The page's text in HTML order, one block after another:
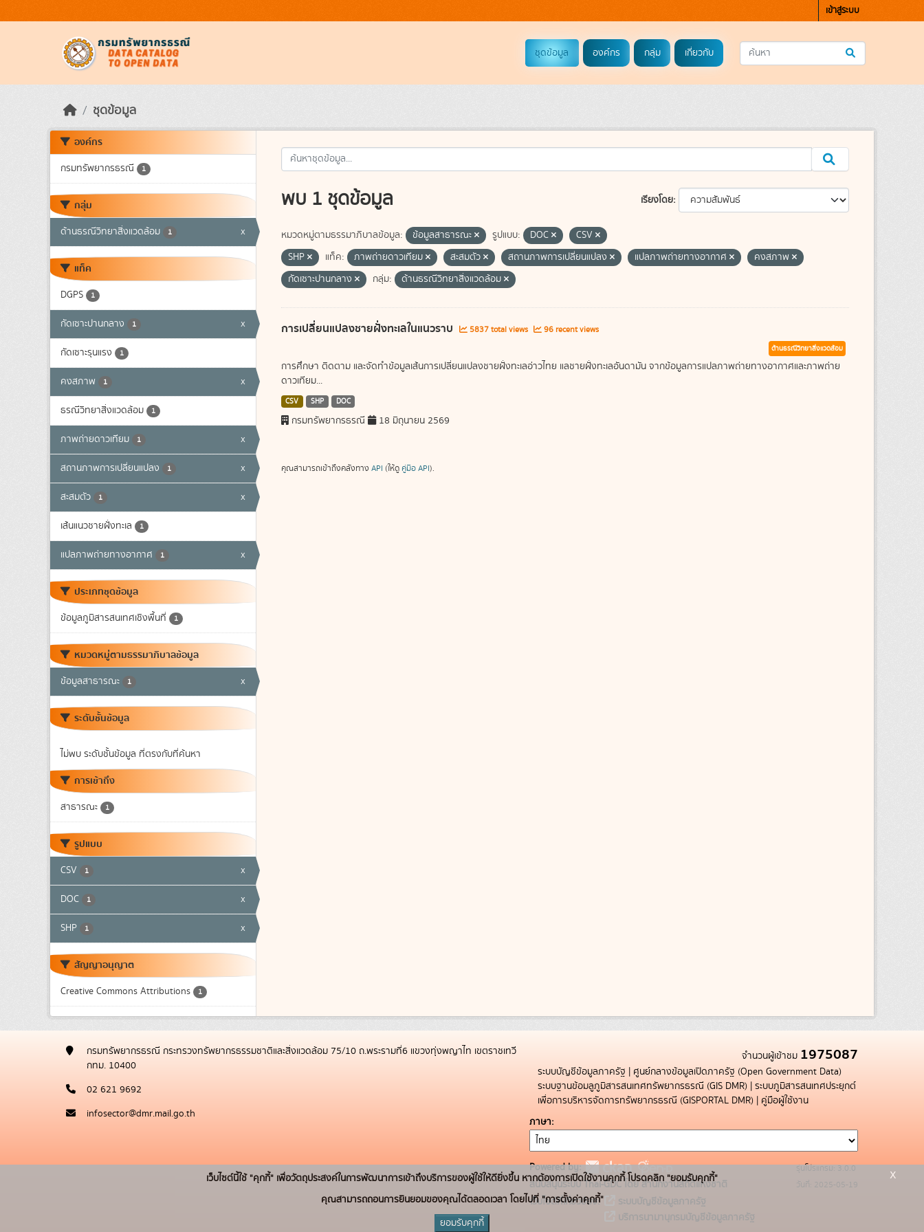
เข้าสู่ระบบ
ชุดข้อมูล องค์กร กลุ่ม เกี่ยวกับ
ชุดข้อมูล
องค์กร
กรมทรัพยากรธรณี 1
กลุ่ม
ด้านธรณีวิทยาสิ่งแวดล้อม 1 x
แท็ค
DGPS 1
กัดเซาะปานกลาง 1 x
กัดเซาะรุนแรง 1
คงสภาพ 1 x
ธรณีวิทยาสิ่งแวดล้อม 1
ภาพถ่ายดาวเทียม 1 x
สถานภาพการเปลี่ยนแปลง 1 x
สะสมตัว 1 x
เส้นแนวชายฝั่งทะเล 1
แปลภาพถ่ายทางอากาศ 1 x
ประเภทชุดข้อมูล
ข้อมูลภูมิสารสนเทศเชิงพื้นที่ 1
หมวดหมู่ตามธรรมาภิบาลข้อมูล
ข้อมูลสาธารณะ 1 x
ระดับชั้นข้อมูล
ไม่พบ ระดับชั้นข้อมูล ที่ตรงกับที่ค้นหา
การเข้าถึง
สาธารณะ 1
รูปแบบ
CSV 1 x
DOC 1 x
SHP 1 x
สัญญาอนุญาต
Creative Commons Attributions 1
เรียงโดย
พบ 1 ชุดข้อมูล
หมวดหมู่ตามธรรมาภิบาลข้อมูล: ข้อมูลสาธารณะ รูปแบบ: DOC
CSV
SHP
แท็ค: ภาพถ่ายดาวเทียม สะสมตัว สถานภาพการเปลี่ยนแปลง แปลภาพถ่ายทางอากาศ
คงสภาพ
กัดเซาะปานกลาง
กลุ่ม: ด้านธรณีวิทยาสิ่งแวดล้อม
การเปลี่ยนแปลงชายฝั่งทะเลในแนวราบ 5837 total views 96 recent views
ด้านธรณีวิทยาสิ่งแวดล้อม
การศึกษา ติดตาม และจัดทำข้อมูลเส้นการเปลี่ยนแปลงชายฝั่งทะเลอ่าวไทย แลชายฝั่งทะเลอันดามัน จากข้อมูลการแปลภาพถ่ายทางอากาศและภาพถ่าย
ดาวเทียม...
CSV SHP DOC
กรมทรัพยากรธรณี 18 มิถุนายน 2569
คุณสามารถเข้าถึงคลังทาง API (ให้ดู คู่มือ API).
กรมทรัพยากรธรณี กระทรวงทรัพยากรธรรมชาติและสิ่งแวดล้อม 75/10 ถ.พระรามที่6 แขวงทุ่งพญาไท เขตราชเทวี
กทม. 10400
02 621 9692
infosector@dmr.mail.go.th
จำนวนผู้เข้าชม 1975087
ระบบบัญชีข้อมูลภาครัฐ | ศูนย์กลางข้อมูลเปิดภาครัฐ (Open Government Data)
ระบบฐานข้อมลูภูมิสารสนเทศทรัพยากรธรณี (GIS DMR) | ระบบภูมิสารสนเทศประยุกต์
เพื่อการบริหารจัดการทรัพยากรธรณี (GISPORTAL DMR) | คู่มือผู้ใช้งาน
ภาษา
Powered by:
สนับสนุนระบบ Thai-GDC โดย สำนักงานสถิติแห่งชาติ
เว็บไซต์ที่เกี่ยวข้อง:
ระบบบัญชีข้อมูลภาครัฐ
บริการนามานุกรมบัญชีข้อมูลภาครัฐ
รุ่นโปรแกรม: 3.0.0
วันที่: 2025-05-19
เว็บไซต์นี้ใช้ "คุกกี้" เพื่อวัตถุประสงค์ในการพัฒนาการเข้าถึงบริการของผู้ใช้ให้ดียิ่งขึ้น หากต้องการเปิดใช้งานคุกกี้ โปรดคลิก "ยอมรับคุกกี้"
คุณสามารถถอนการยินยอมของคุณได้ตลอดเวลา โดยไปที่ "การตั้งค่าคุกกี้"
ยอมรับคุกกี้
x